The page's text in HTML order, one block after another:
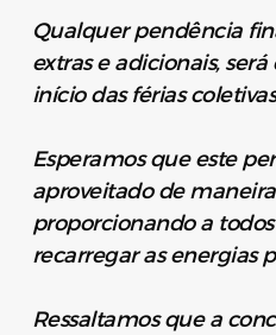
Qualquer pendência
extras e adicionais,
início das férias
Esperamos que este
aproveitado de
proporcionando a
recarregar as energias
Ressaltamos que a